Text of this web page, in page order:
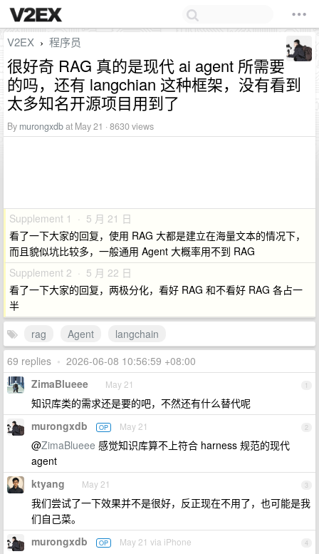
V2EX › 程序员
很好奇 RAG 真的是现代 ai agent 所需要
的吗，还有 langchian 这种框架，没有看到
太多知名开源项目用到了
By murongxdbat May 21 · 8630 views
Supplement 1 · 5 月 21 日
看了一下大家的回复，使用 RAG 大都是建立在海量文本的情况下，
而且貌似坑比较多，一般通用 Agent 大概率用不到 RAG
Supplement 2 · 5 月 22 日
看了一下大家的回复，两极分化，看好 RAG 和不看好 RAG 各占一
半
rag
Agent
langchain
69 replies • 2026-06-08 10:56:59 +08:00
1
ZimaBlueee May 21
知识库类的需求还是要的吧，不然还有什么替代呢
2
murongxdb OP May 21
@ZimaBlueee 感觉知识库算不上符合 harness 规范的现代
agent
3
ktyang May 21
我们尝试了一下效果并不是很好，反正现在不用了，也可能是我
们自己菜。
4
murongxdb OP May 21 via iPhone